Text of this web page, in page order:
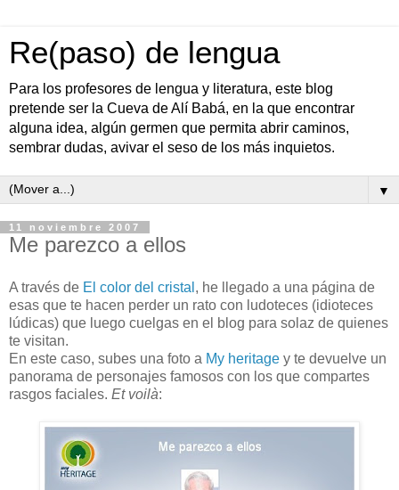
Re(paso) de lengua
Para los profesores de lengua y literatura, este blog
pretende ser la Cueva de Alí Babá, en la que encontrar
alguna idea, algún germen que permita abrir caminos,
sembrar dudas, avivar el seso de los más inquietos.
▼
11 noviembre 2007
Me parezco a ellos
A través de El color del cristal , he llegado a una página de
esas que te hacen perder un rato con ludoteces (idioteces
lúdicas) que luego cuelgas en el blog para solaz de quienes
te visitan.
En este caso, subes una foto a My heritage y te devuelve un
panorama de personajes famosos con los que compartes
rasgos faciales. Et voilà: